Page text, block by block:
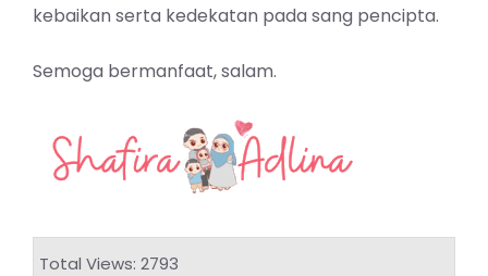
kebaikan serta kedekatan pada sang pencipta.
Semoga bermanfaat, salam.
Total Views: 2793